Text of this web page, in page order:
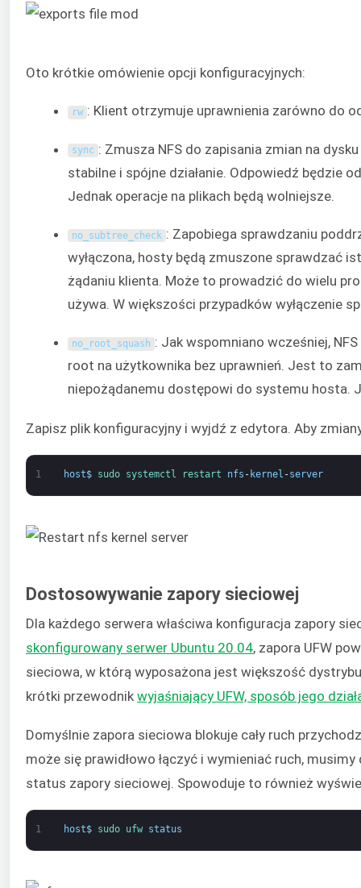
Oto krótkie omówienie opcji konfiguracyjnych:
rw : Klient otrzymuje uprawnienia zarówno do
sync : Zmusza NFS do zapisania zmian na
stabilne i spójne działanie. Odpowiedź będzie
Jednak operacje na plikach będą wolniejsze.
no_subtree_check : Zapobiega sprawdzaniu
wyłączona, hosty będą zmuszone sprawdzać
żądaniu klienta. Może to prowadzić do wielu
używa. W większości przypadków wyłączenie
no_root_squash : Jak wspomniano wcześniej,
root na użytkownika bez uprawnień. Jest to
niepożądanemu dostępowi do systemu hosta.
Zapisz plik konfiguracyjny i wyjdź z edytora. Aby
1 host$ sudo systemctl restart nfs - kernel -server
Dostosowywanie zapory sieciowej
Dla każdego serwera właściwa konfiguracja zapory
skonfigurowany serwer Ubuntu 20.04, zapora UFW
sieciowa, w którą wyposażona jest większość
krótki przewodnik wyjaśniający UFW, sposób jego
Domyślnie zapora sieciowa blokuje cały ruch
może się prawidłowo łączyć i wymieniać ruch,
status zapory sieciowej. Spowoduje to również
1 host$ sudo ufw status